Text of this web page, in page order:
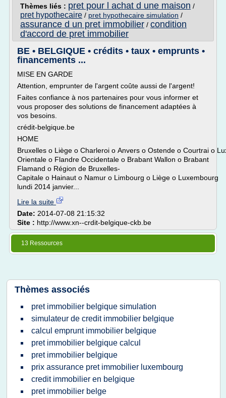
Thèmes liés : pret pour l achat d une maison /
pret hypothecaire / pret hypothecaire simulation /
assurance d un pret immobilier / condition
d'accord de pret immobilier
BE • BELGIQUE • crédits • taux • emprunts •
financements ...
MISE EN GARDE
Attention, emprunter de l'argent coûte aussi de l'argent!
Faites confiance à nos partenaires pour vous informer et
vous proposer des solutions de financement adaptées à
vos besoins.
crédit-belgique.be
HOME
Bruxelles o Liège o Charleroi o Anvers o Ostende o Courtrai o
Orientale o Flandre Occidentale o Brabant Wallon o Brabant
Flamand o Région de Bruxelles-
Capitale o Hainaut o Namur o Limbourg o Liège o Luxembourg
lundi 2014 janvier...
Lire la suite
Date: 2014-07-08 21:15:32
Site : http://www.xn--crdit-belgique-ckb.be
13 Ressources
Thèmes associés
pret immobilier belgique simulation
simulateur de credit immobilier belgique
calcul emprunt immobilier belgique
pret immobilier belgique calcul
pret immobilier belgique
prix assurance pret immobilier luxembourg
credit immobilier en belgique
pret immobilier belge